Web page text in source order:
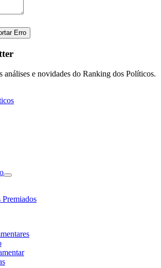
análises e novidades do Ranking dos Políticos.
Premiados